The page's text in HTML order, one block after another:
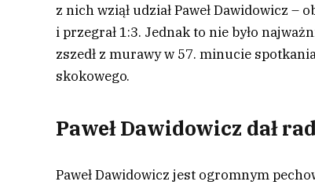
z nich wziął udział Paweł Dawidowicz –
i przegrał 1:3. Jednak to nie było
zszedł z murawy w 57. minucie
skokowego.
Paweł Dawidowicz dał
Paweł Dawidowicz jest ogromnym